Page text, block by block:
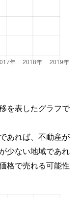
を表したグラフで
あれば、不動産が
少ない地域であれ
格で売れる可能性